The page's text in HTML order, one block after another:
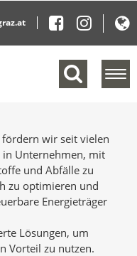
M
e
fördern wir seit vielen
in Unternehmen, mit
und Abfälle zu
zu optimieren und
Energieträger
Lösungen, um
Vorteil zu nutzen.